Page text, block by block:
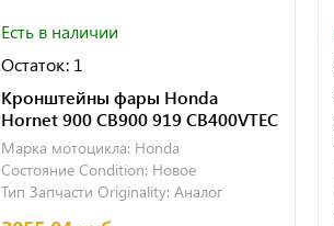
Есть в наличии
Остаток: 1
Кронштейны фары Honda
Hornet 900 CB900 919 CB400VTEC
Марка мотоцикла: Honda
Состояние Condition: Новое
Тип Запчасти Originality: Аналог